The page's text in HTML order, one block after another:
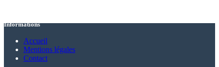
Informations
Accueil
Mentions légales
Contact